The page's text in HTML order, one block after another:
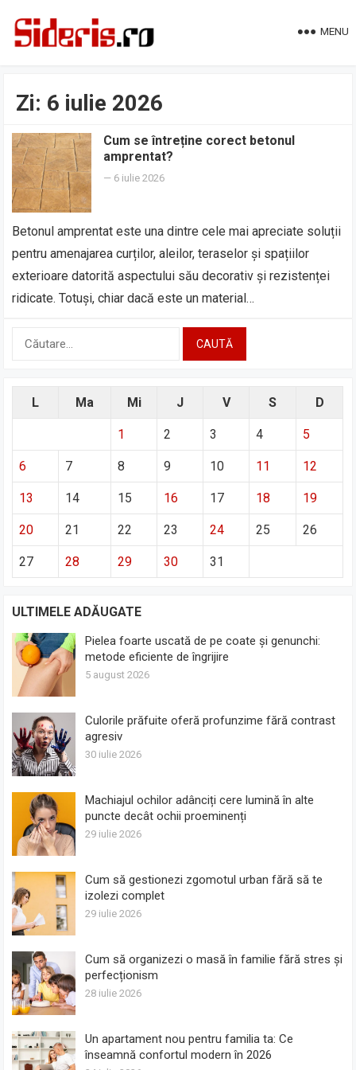
MENU
Zi: 6 iulie 2026
Cum se întreține corect betonul
amprentat?
— 6 iulie 2026
Betonul amprentat este una dintre cele mai apreciate soluții
pentru amenajarea curților, aleilor, teraselor și spațiilor
exterioare datorită aspectului său decorativ și rezistenței
ridicate. Totuși, chiar dacă este un material…
Caută
L Ma Mi J V S D
1 2 3 4 5
6 7 8 9 10 11 12
13 14 15 16 17 18 19
20 21 22 23 24 25 26
27 28 29 30 31
ULTIMELE ADĂUGATE
Pielea foarte uscată de pe coate și genunchi:
metode eficiente de îngrijire
5 august 2026
Culorile prăfuite oferă profunzime fără contrast
agresiv
30 iulie 2026
Machiajul ochilor adânciți cere lumină în alte
puncte decât ochii proeminenți
29 iulie 2026
Cum să gestionezi zgomotul urban fără să te
izolezi complet
29 iulie 2026
Cum să organizezi o masă în familie fără stres și
perfecționism
28 iulie 2026
Un apartament nou pentru familia ta: Ce
înseamnă confortul modern în 2026